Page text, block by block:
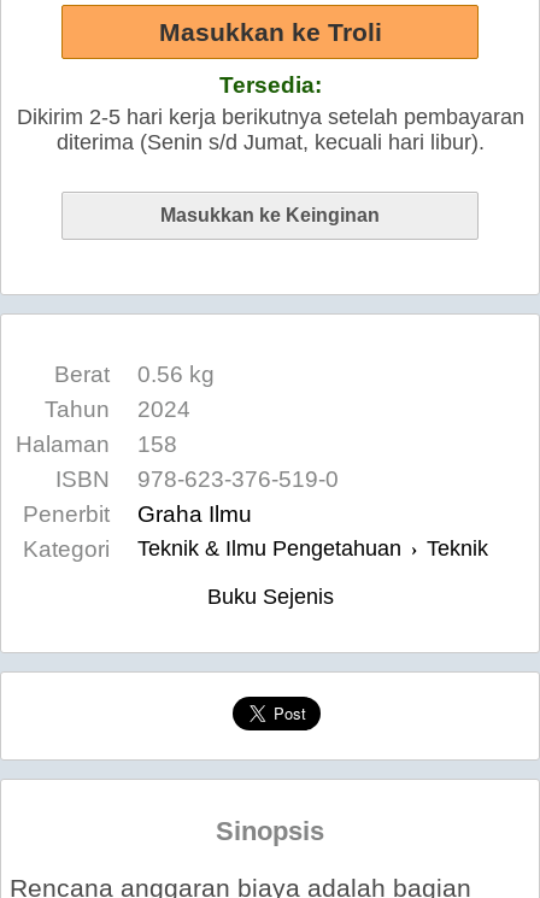
Tersedia:
Dikirim 2-5 hari kerja berikutnya setelah pembayaran
diterima (Senin s/d Jumat, kecuali hari libur).
Berat
0.56 kg
Tahun
2024
Halaman
158
ISBN
978-623-376-519-0
Penerbit
Graha Ilmu
Kategori
Teknik & Ilmu Pengetahuan › Teknik
Buku Sejenis
Sinopsis
Rencana anggaran biaya adalah bagian